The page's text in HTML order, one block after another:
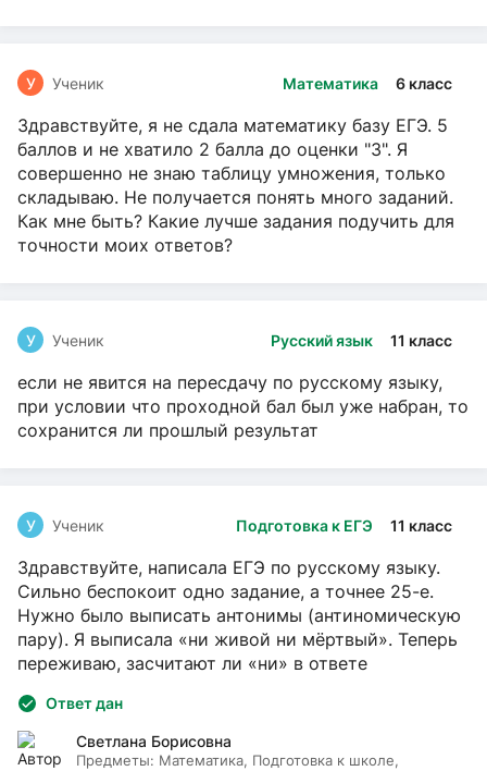
Математика 6 класс
У Ученик
Здравствуйте, я не сдала математику базу ЕГЭ. 5
баллов и не хватило 2 балла до оценки "3". Я
совершенно не знаю таблицу умножения, только
складываю. Не получается понять много заданий.
Как мне быть? Какие лучше задания подучить для
точности моих ответов?
Русский язык 11 класс
У Ученик
если не явится на пересдачу по русскому языку,
при условии что проходной бал был уже набран, то
сохранится ли прошлый результат
Подготовка к ЕГЭ 11 класс
У Ученик
Здравствуйте, написала ЕГЭ по русскому языку.
Сильно беспокоит одно задание, а точнее 25-е.
Нужно было выписать антонимы (антиномическую
пару). Я выписала «ни живой ни мёртвый». Теперь
переживаю, засчитают ли «ни» в ответе
Ответ дан
Светлана Борисовна
Предметы: Математика, Подготовка к школе,